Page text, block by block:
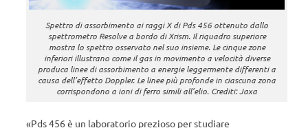
Spettro di assorbimento ai raggi X di Pds 456 ottenuto dallo
spettrometro Resolve a bordo di Xrism. Il riquadro superiore
mostra lo spettro osservato nel suo insieme. Le cinque zone
inferiori illustrano come il gas in movimento a velocità diverse
produca linee di assorbimento a energie leggermente differenti a
causa dell’effetto Doppler. Le linee più profonde in ciascuna zona
corrispondono a ioni di ferro simili all’elio. Crediti: Jaxa
«Pds 456 è un laboratorio prezioso per studiare